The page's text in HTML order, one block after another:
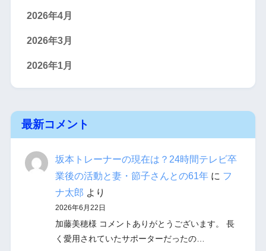
2026年4月
2026年3月
2026年1月
最新コメント
坂本トレーナーの現在は？24時間テレビ卒
業後の活動と妻・節子さんとの61年に フ
ナ太郎 より
2026年6月22日
加藤美穂様 コメントありがとうございます。 長
く愛用されていたサポーターだったの…